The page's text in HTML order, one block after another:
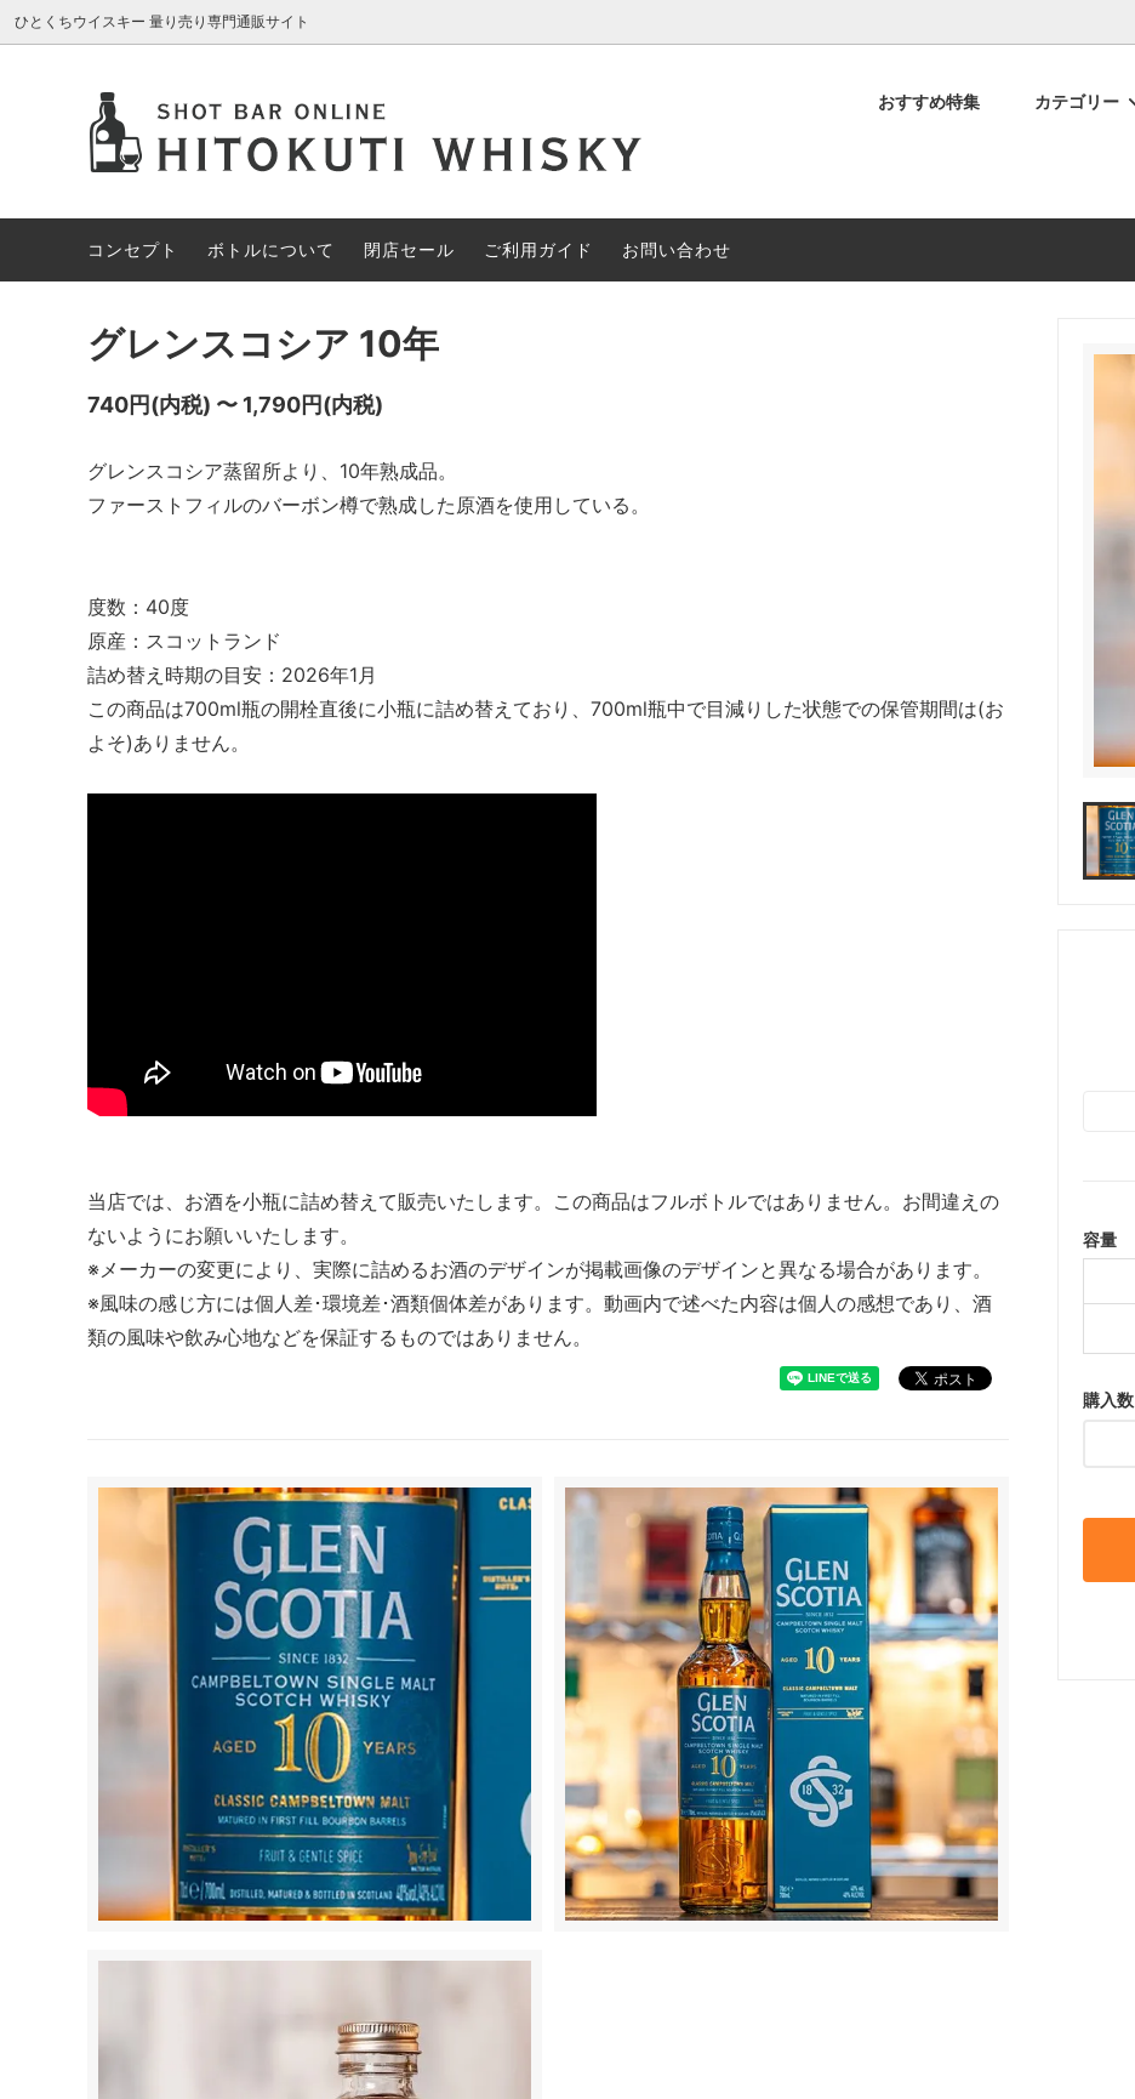
ひとくちウイスキー 量り売り専門通販サイト
おすすめ特集 カテゴリー
その他の酒類 スペシャルセットメニュー #なぞときモルト 【期間限定】
コンセプト ボトルについて 閉店セール ご利用ガイド お問い合わせ
容量
購入数
グレンスコシア 10年
740円(内税) 〜 1,790円(内税)
グレンスコシア蒸留所より、10年熟成品。
ファーストフィルのバーボン樽で熟成した原酒を使用している。
度数：40度
原産：スコットランド
詰め替え時期の目安：2026年1月
この商品は700ml瓶の開栓直後に小瓶に詰め替えており、700ml瓶中で目減りした状態での保管期間は(お
よそ)ありません。
当店では、お酒を小瓶に詰め替えて販売いたします。この商品はフルボトルではありません。お間違えの
ないようにお願いいたします。
※メーカーの変更により、実際に詰めるお酒のデザインが掲載画像のデザインと異なる場合があります。
※風味の感じ方には個人差･環境差･酒類個体差があります。動画内で述べた内容は個人の感想であり、酒
類の風味や飲み心地などを保証するものではありません。